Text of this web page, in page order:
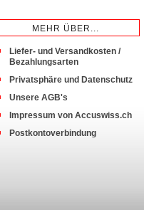
MEHR ÜBER...
Liefer- und Versandkosten /
Bezahlungsarten
Privatsphäre und Datenschutz
Unsere AGB's
Impressum von Accuswiss.ch
Postkontoverbindung